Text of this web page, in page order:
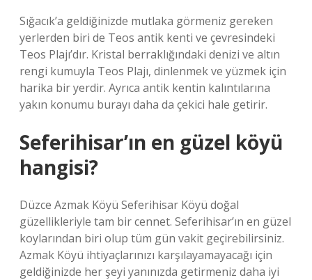
Sığacık’a geldiğinizde mutlaka görmeniz gereken
yerlerden biri de Teos antik kenti ve çevresindeki
Teos Plajı’dır. Kristal berraklığındaki denizi ve altın
rengi kumuyla Teos Plajı, dinlenmek ve yüzmek için
harika bir yerdir. Ayrıca antik kentin kalıntılarına
yakın konumu burayı daha da çekici hale getirir.
Seferihisar’ın en güzel köyü
hangisi?
Düzce Azmak Köyü Seferihisar Köyü doğal
güzellikleriyle tam bir cennet. Seferihisar’ın en güzel
koylarından biri olup tüm gün vakit geçirebilirsiniz.
Azmak Köyü ihtiyaçlarınızı karşılayamayacağı için
geldiğinizde her şeyi yanınızda getirmeniz daha iyi